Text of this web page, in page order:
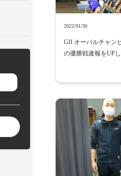
2022/01/30
GII オーバルチャン
の優勝戦速報をUP